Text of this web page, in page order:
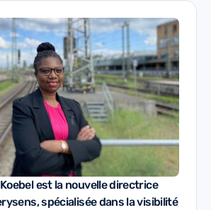
est la nouvelle directrice
spécialisée dans la visibilité